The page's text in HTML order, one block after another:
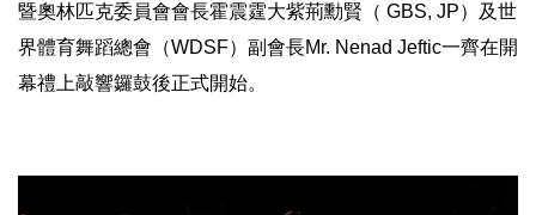
暨奧林匹克委員會會長霍震霆大紫荊勳賢（ GBS, JP）及世
界體育舞蹈總會（WDSF）副會長Mr. Nenad Jeftic一齊在開
幕禮上敲響鑼鼓後正式開始。